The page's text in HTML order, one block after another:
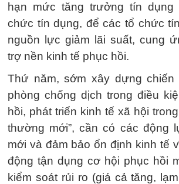
hạn mức tăng trưởng tín
chức tín dụng, để các tổ chức
nguồn lực giảm lãi suất, cung
trợ nền kinh tế phục hồi.
Thứ năm, sớm xây dựng chiến
phòng chống dịch trong điều
hồi, phát triển kinh tế xã hội
thường mới”, cần có các động
mới và đảm bảo ổn định kinh tế
động tận dụng cơ hội phục hồi
kiểm soát rủi ro (giá cả tăng,